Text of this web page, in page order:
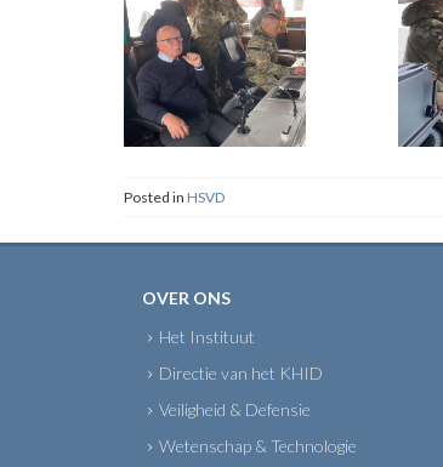
Posted in HSVD
OVER ONS
Het Instituut
Directie van het KHID
Veiligheid & Defensie
Wetenschap & Technologie